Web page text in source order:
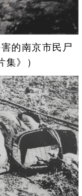
的南京市民尸
集》）